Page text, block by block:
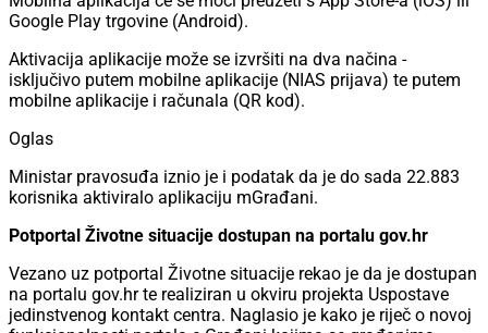
Google Play trgovine (Android).
Aktivacija aplikacije može se izvršiti na dva načina -
isključivo putem mobilne aplikacije (NIAS prijava) te putem
mobilne aplikacije i računala (QR kod).
Oglas
Ministar pravosuđa iznio je i podatak da je do sada 22.883
korisnika aktiviralo aplikaciju mGrađani.
Potportal Životne situacije dostupan na portalu gov.hr
Vezano uz potportal Životne situacije rekao je da je dostupan
na portalu gov.hr te realiziran u okviru projekta Uspostave
jedinstvenog kontakt centra. Naglasio je kako je riječ o novoj